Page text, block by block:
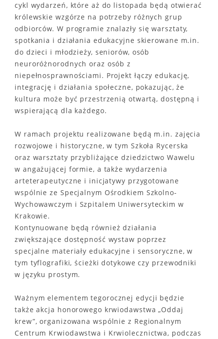
cykl wydarzeń, które aż do listopada będą otwierać
królewskie wzgórze na potrzeby różnych grup
odbiorców. W programie znalazły się warsztaty,
spotkania i działania edukacyjne skierowane m.in.
do dzieci i młodzieży, seniorów, osób
neuroróżnorodnych oraz osób z
niepełnosprawnościami. Projekt łączy edukację,
integrację i działania społeczne, pokazując, że
kultura może być przestrzenią otwartą, dostępną i
wspierającą dla każdego.
W ramach projektu realizowane będą m.in. zajęcia
rozwojowe i historyczne, w tym Szkoła Rycerska
oraz warsztaty przybliżające dziedzictwo Wawelu
w angażującej formie, a także wydarzenia
arteterapeutyczne i inicjatywy przygotowane
wspólnie ze Specjalnym Ośrodkiem Szkolno-
Wychowawczym i Szpitalem Uniwersyteckim w
Krakowie.
Kontynuowane będą również działania
zwiększające dostępność wystaw poprzez
specjalne materiały edukacyjne i sensoryczne, w
tym tyflografiki, ścieżki dotykowe czy przewodniki
w języku prostym.
Ważnym elementem tegorocznej edycji będzie
także akcja honorowego krwiodawstwa „Oddaj
krew”, organizowana wspólnie z Regionalnym
Centrum Krwiodawstwa i Krwiolecznictwa, podczas